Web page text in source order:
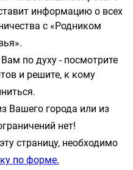
информацию о всех
с «Родником
ья».
по духу - посмотрите
и решите, к кому
ться.
Вашего города или из
нет!
страницу, необходимо
по форме.